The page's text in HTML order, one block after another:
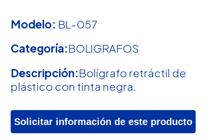
Modelo: BL-057
Categoría:BOLIGRAFOS
Descripción:Bolígrafo retráctil de
plástico con tinta negra.
Solicitar información de este producto